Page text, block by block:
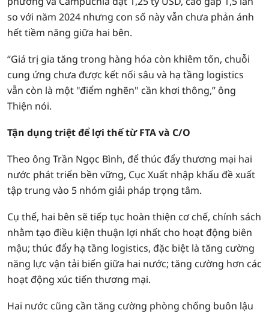
so với năm 2024 nhưng con số này vẫn chưa phản ánh
hết tiềm năng giữa hai bên.
“Giá trị gia tăng trong hàng hóa còn khiêm tốn, chuỗi
cung ứng chưa được kết nối sâu và hạ tầng logistics
vẫn còn là một "điểm nghẽn" cần khơi thông,” ông
Thiện nói.
Tận dụng triệt để lợi thế từ FTA và C/O
Theo ông Trần Ngọc Bình, để thúc đẩy thương mại hai
nước phát triển bền vững, Cục Xuất nhập khẩu đề xuất
tập trung vào 5 nhóm giải pháp trọng tâm.
Cụ thể, hai bên sẽ tiếp tục hoàn thiện cơ chế, chính sách
nhằm tạo điều kiện thuận lợi nhất cho hoạt động biên
mậu; thúc đẩy hạ tầng logistics, đặc biệt là tăng cường
năng lực vận tải biển giữa hai nước; tăng cường hơn các
hoạt động xúc tiến thương mại.
Hai nước cũng cần tăng cường phòng chống buôn lậu